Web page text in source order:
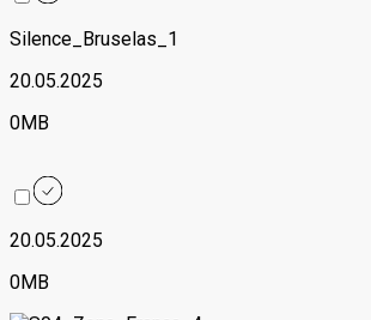
Silence_Bruselas_1
20.05.2025
0MB
20.05.2025
0MB